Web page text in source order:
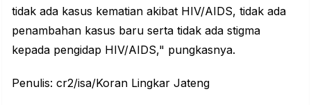
tidak ada kasus kematian akibat HIV/AIDS, tidak ada
penambahan kasus baru serta tidak ada stigma
kepada pengidap HIV/AIDS," pungkasnya.
Penulis: cr2/isa/Koran Lingkar Jateng